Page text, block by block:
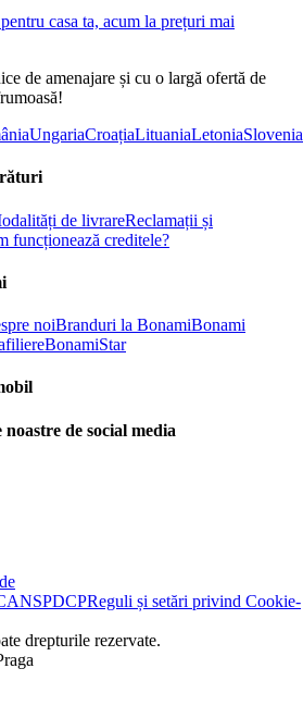
casa ta, acum la prețuri mai
de amenajare și cu o largă ofertă de
UngariaCroațiaLituaniaLetoniaSlovenia
de livrareReclamații și
funcționează creditele?
noiBranduri la BonamiBonami
BonamiStar
de social media
ANSPDCPReguli și setări privind Cookie-
drepturile rezervate.